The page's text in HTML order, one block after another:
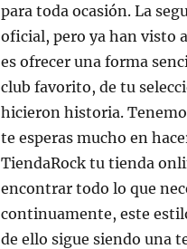
para toda ocasión. La
oficial, pero ya han visto
es ofrecer una forma
club favorito, de tu
hicieron historia.
te esperas mucho en
TiendaRock tu tienda
encontrar todo lo que
continuamente, este
de ello sigue siendo una